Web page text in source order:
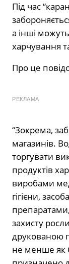
Під час
а інші
харчування
Про це
РЕКЛАМА
“Зокрема,
магазинів.
торгувати
продуктів
виробами
гігієни,
захисту
друкованою
не менше як